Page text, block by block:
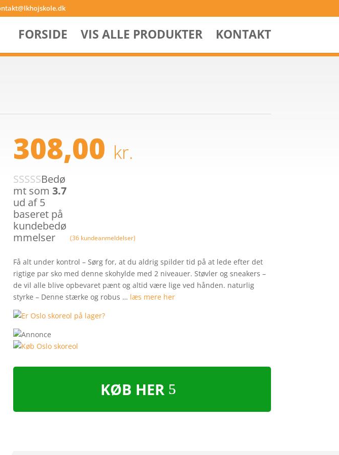
FORSIDE VIS ALLE PRODUKTER KONTAKT
308,00 kr.
Bedø
mt som 3.7
ud af 5
baseret på
kundebedø
mmelser
(36kundeanmeldelser)
Få alt under kontrol – Sørg for, at du aldrig spilder tid på at lede efter det
rigtige par sko med denne skohylde med 2 niveauer. Støvler og sneakers –
de vil alle blive opbevaret pænt og altid være lige ved hånden. naturlig
styrke – Denne stærke og robus … læs mere her
KØB HER